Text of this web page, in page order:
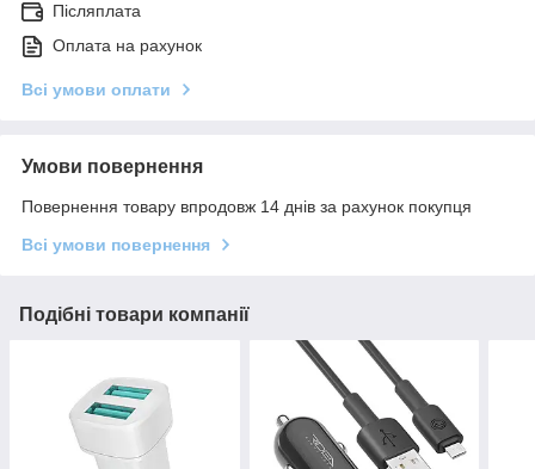
Післяплата
Оплата на рахунок
Всі умови оплати
Умови повернення
Повернення товару впродовж 14 днів за рахунок покупця
Всі умови повернення
Подібні товари компанії